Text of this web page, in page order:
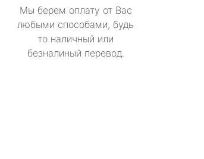
Мы берем оплату от Вас
любыми способами, будь
то наличный или
безналиный перевод.